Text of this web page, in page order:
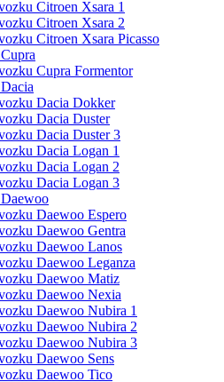
Citroen Xsara 1
Citroen Xsara 2
Citroen Xsara Picasso
Cupra Formentor
Dacia Dokker
Dacia Duster
Dacia Duster 3
Dacia Logan 1
Dacia Logan 2
Dacia Logan 3
Daewoo Espero
Daewoo Gentra
Daewoo Lanos
Daewoo Leganza
Daewoo Matiz
Daewoo Nexia
Daewoo Nubira 1
Daewoo Nubira 2
Daewoo Nubira 3
Daewoo Sens
Daewoo Tico